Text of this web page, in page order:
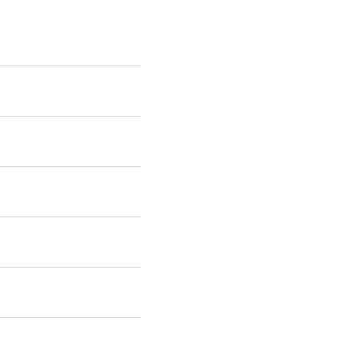
Probepaket selbst
in der Ihr alle
So kannst du es
Uns einfach
desto
den Konfigurator.
Kreativität freien Lauf
Informationen,
Zusätzlich bieten wir
abgeschlossen
WhatsApp
in
kann. Keine Sorge: